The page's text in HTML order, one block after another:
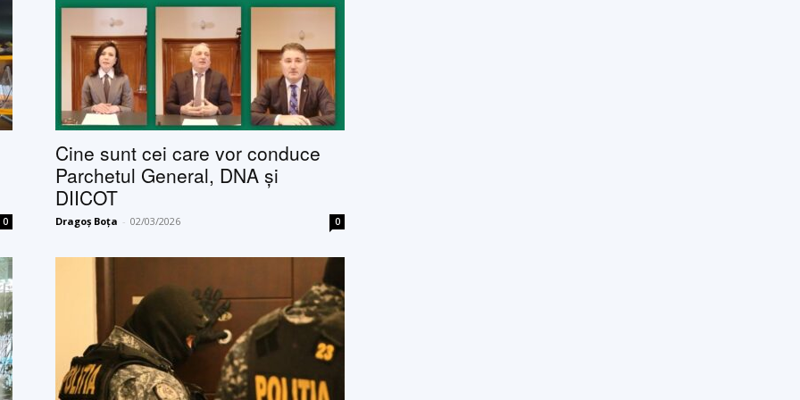
0
Cine sunt cei care vor conduce
Parchetul General, DNA și
DIICOT
Dragoș Boța - 02/03/2026 0